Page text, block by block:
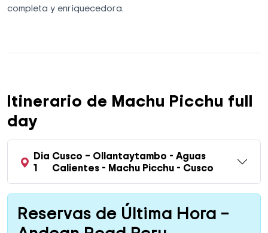
completa y enriquecedora.
Itinerario de Machu Picchu full
day
Dia
1
Cusco – Ollantaytambo - Aguas
Calientes - Machu Picchu - Cusco
Reservas de Última Hora –